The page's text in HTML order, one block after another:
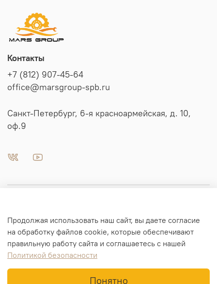
Гидравлика
Информация для заказа
Контакты
+7 (812) 907-45-64
office@marsgroup-spb.ru
Санкт-Петербург, 6-я красноармейская, д. 10,
оф.9
Продолжая использовать наш сайт, вы даете согласие
на обработку файлов cookie, которые обеспечивают
правильную работу сайта и соглашаетесь с нашей
Политикой безопасности
Понятно